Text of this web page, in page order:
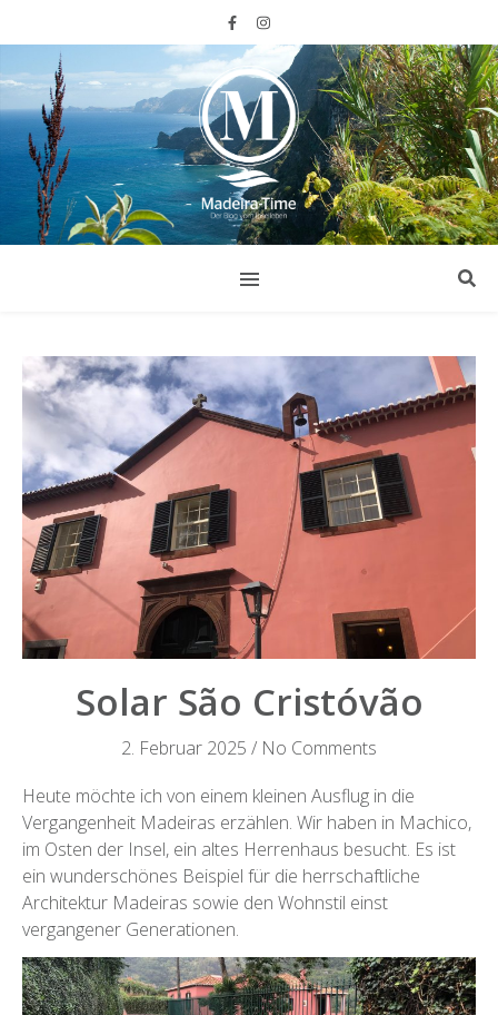
Solar São Cristóvão
2. Februar 2025 / No Comments
Heute möchte ich von einem kleinen Ausflug in die
Vergangenheit Madeiras erzählen. Wir haben in Machico,
im Osten der Insel, ein altes Herrenhaus besucht. Es ist
ein wunderschönes Beispiel für die herrschaftliche
Architektur Madeiras sowie den Wohnstil einst
vergangener Generationen.